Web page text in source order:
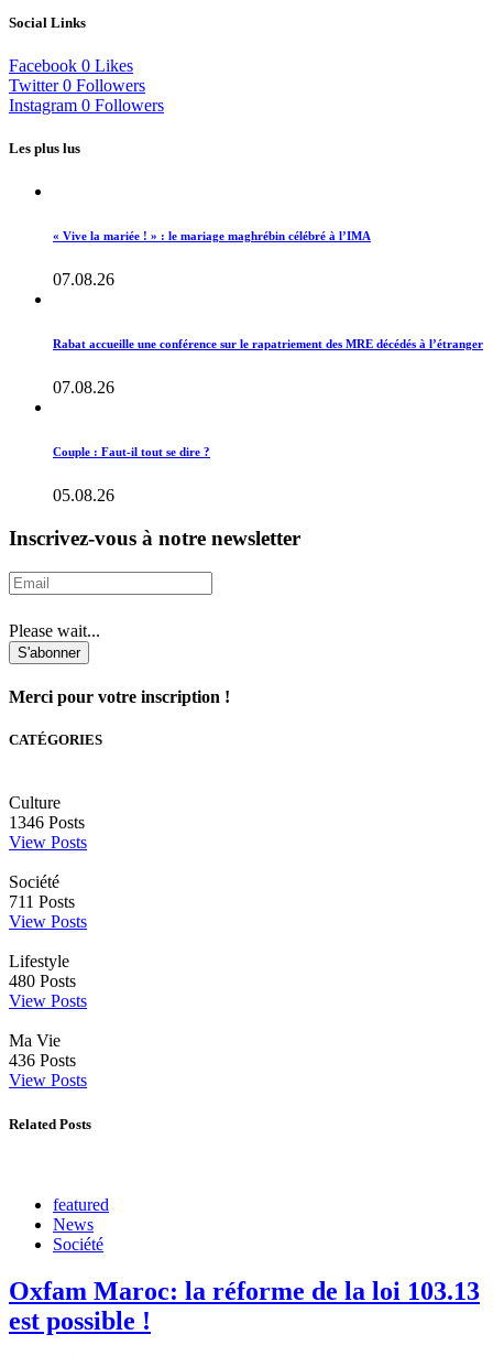
Social Links
Facebook 0 Likes
Twitter 0 Followers
Instagram 0 Followers
Les plus lus
« Vive la mariée ! » : le mariage maghrébin célébré à l’IMA
07.08.26
Rabat accueille une conférence sur le rapatriement des MRE décédés à l’étranger
07.08.26
Couple : Faut-il tout se dire ?
05.08.26
Inscrivez-vous à notre newsletter
Please wait...
S'abonner
Merci pour votre inscription !
CATÉGORIES
Culture
1346 Posts
View Posts
Société
711 Posts
View Posts
Lifestyle
480 Posts
View Posts
Ma Vie
436 Posts
View Posts
Related Posts
featured
News
Société
Oxfam Maroc: la réforme de la loi 103.13
est possible !